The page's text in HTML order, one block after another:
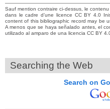
Sauf mention contraire ci-dessus, le
dans le cadre d’une licence CC BY 4.0
content of this bibliographic record may be
A menos que se haya señalado antes, el
utilizado al amparo de una licencia CC BY
Searching the Web
Search on